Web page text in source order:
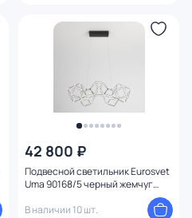
42 800 ₽
Подвесной светильник Eurosvet
Uma 90168/5 черный жемчуг
В наличии 10 шт.